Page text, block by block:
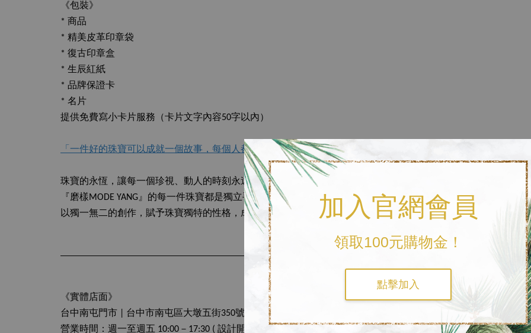
加入官網會員
領取100元購物金！
點擊加入
《包裝》
* 商品
* 精美皮革印章袋
* 復古印章盒
* 生辰紅紙
* 品牌保證卡
* 名片
提供免費寫小卡片服務（卡片文字內容50字以內）
「一件好的珠寶可以成就一個故事，每個人都值得擁有一件別具意義的珠寶。」
珠寶的永恆，讓每一個珍視、動人的時刻永遠被珍藏。
『磨樣MODE YANG』的每一件珠寶都是獨立手工製作，是用心刻劃的結晶。
以獨一無二的創作，賦予珠寶獨特的性格，成就生活的每一個符號。
《實體店面》
台中南屯門市 | 台中市南屯區大墩五街350號2樓
營業時間：週一至週五 10:00－17:30 ( 設計開發創作 / 採預約服務 )